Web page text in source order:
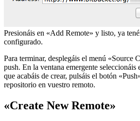
Presionáis en «Add Remote» y listo, ya
configurado.
Para terminar, desplegáis el menú «Source
push. En la ventana emergente
que acabáis de crear, pulsáis el botón
repositorio en vuestro remoto.
«Create New Remote»